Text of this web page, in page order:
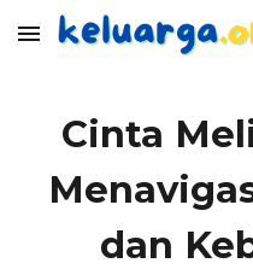
Skip to main content
Cinta
dan